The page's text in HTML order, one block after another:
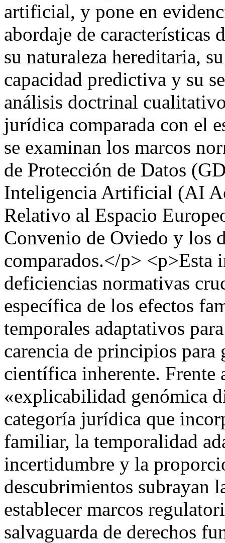
artificial, y pone en
abordaje de características
su naturaleza hereditaria,
capacidad predictiva y su
análisis doctrinal
jurídica comparada con el
se examinan los marcos
de Protección de Datos
Inteligencia Artificial (AI
Relativo al Espacio
Convenio de Oviedo y los
comparados.</p> <p>Esta
deficiencias normativas
específica de los efectos
temporales adaptativos
carencia de principios
científica inherente. Frente
«explicabilidad genómica
categoría jurídica que
familiar, la temporalidad
incertidumbre y la
descubrimientos subrayan
establecer marcos
salvaguarda de derechos